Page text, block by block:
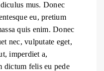
mus. Donec
eu, pretium
quis enim. Donec
nec, vulputate eget,
imperdiet a,
dictum felis eu pede